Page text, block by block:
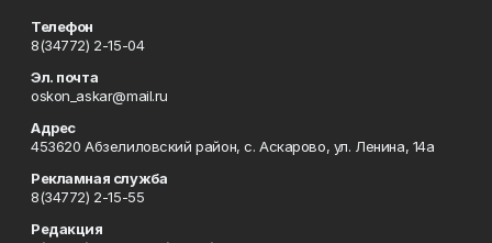
Телефон
8(34772) 2-15-04
Эл. почта
oskon_askar@mail.ru
Адрес
453620 Абзелиловский район, с. Аскарово, ул. Ленина, 14а
Рекламная служба
8(34772) 2-15-55
Редакция